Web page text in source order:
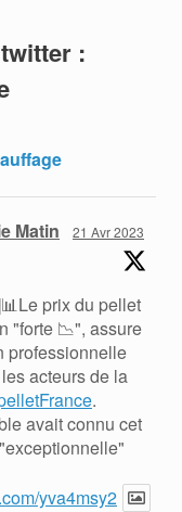
:
Matin 21 Avr 2023
prix du pellet
"forte 📉", assure
professionnelle
acteurs de la
.
avait connu cet
yva4msy2